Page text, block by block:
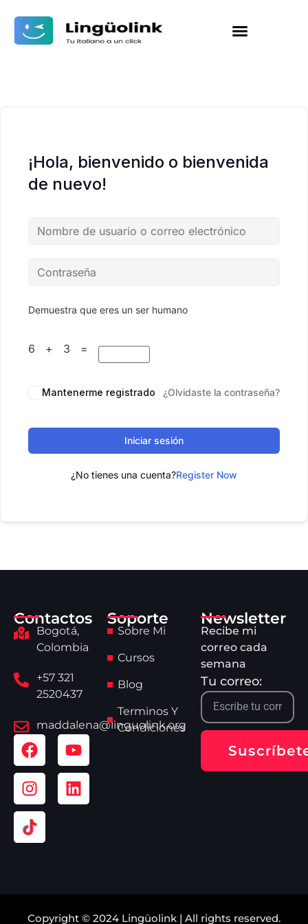
¡Hola, bienvenido o bienvenida
de nuevo!
Demuestra que eres un ser humano
6 + 3 =
Mantenerme registrado ¿Olvidaste la contraseña?
Iniciar sesión
¿No tienes una cuenta?Register Now
Contactos
Bogotá,
Colombia
+57 321
2520437
maddalena@linguolink.org
Soporte
Sobre Mi
Cursos
Blog
Terminos Y
Condiciones
Newsletter
Recibe mi
correo cada
semana
Tu correo:
Copyright © 2024 Lingüolink | All rights reserved.